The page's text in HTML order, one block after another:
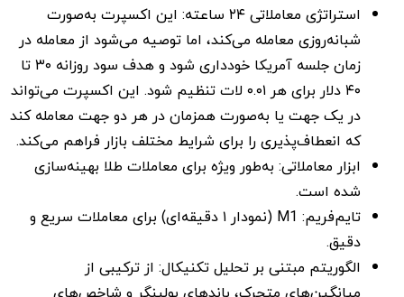
استراتژی معاملاتی ۲۴ ساعته: این اکسپرت به‌صورت
شبانه‌روزی معامله می‌کند، اما توصیه می‌شود از معامله در
زمان جلسه آمریکا خودداری شود و هدف سود روزانه ۳۰ تا
۴۰ دلار برای هر ۰.۰۱ لات تنظیم شود. این اکسپرت می‌تواند
در یک جهت یا به‌صورت همزمان در هر دو جهت معامله کند
که انعطاف‌پذیری را برای شرایط مختلف بازار فراهم می‌کند.
ابزار معاملاتی: به‌طور ویژه برای معاملات طلا بهینه‌سازی
شده است.
تایم‌فریم: M1 (نمودار ۱ دقیقه‌ای) برای معاملات سریع و
دقیق.
الگوریتم مبتنی بر تحلیل تکنیکال: از ترکیبی از